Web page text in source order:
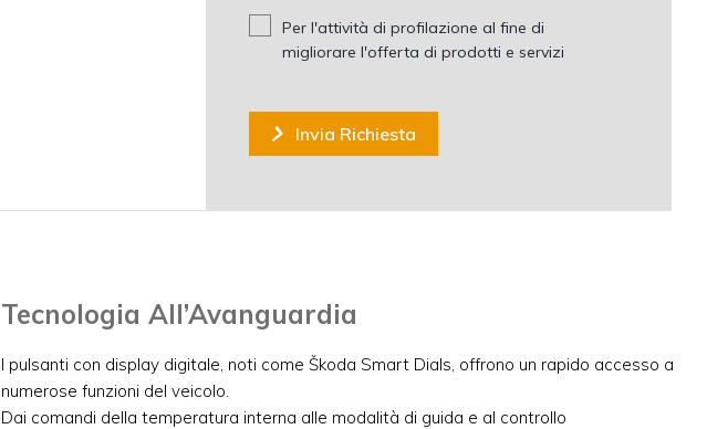
Per l'attività di profilazione al fine di
migliorare l'offerta di prodotti e servizi
Invia Richiesta
Tecnologia All’Avanguardia
I pulsanti con display digitale, noti come Škoda Smart Dials, offrono un rapido accesso a
numerose funzioni del veicolo.
Dai comandi della temperatura interna alle modalità di guida e al controllo